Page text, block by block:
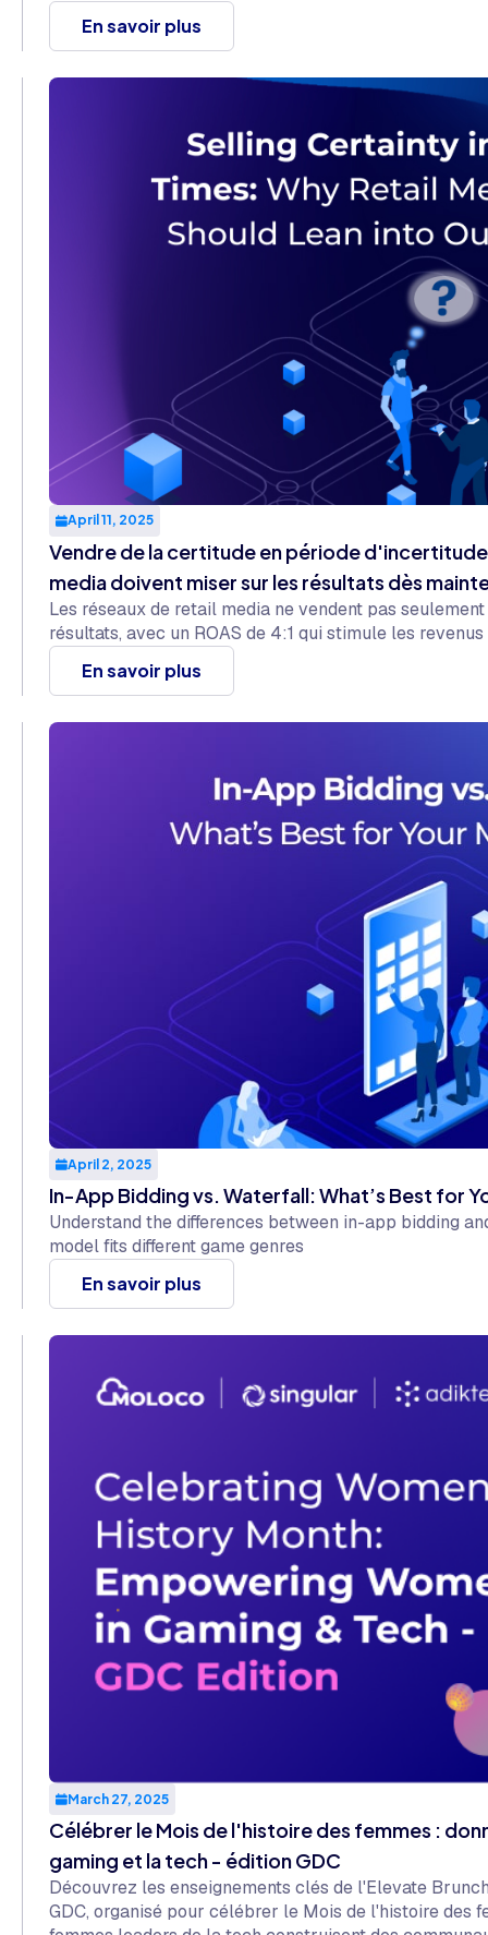
En savoir plus
April 11, 2025
Vendre de la certitude en période
media doivent miser sur les résultats dès
Les réseaux de retail media ne vendent pas
résultats, avec un ROAS de 4:1 qui stimule les
En savoir plus
April 2, 2025
In-App Bidding vs. Waterfall: What’s Best for
Understand the differences between in-app bidding
model fits different game genres
En savoir plus
March 27, 2025
Célébrer le Mois de l'histoire des femmes :
gaming et la tech - édition GDC
Découvrez les enseignements clés de l'Elevate
GDC, organisé pour célébrer le Mois de l'histoire des